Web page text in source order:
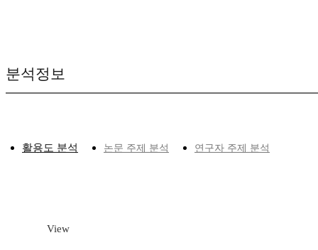
분석정보
활용도 분석 논문 주제 분석 연구자 주제 분석
View